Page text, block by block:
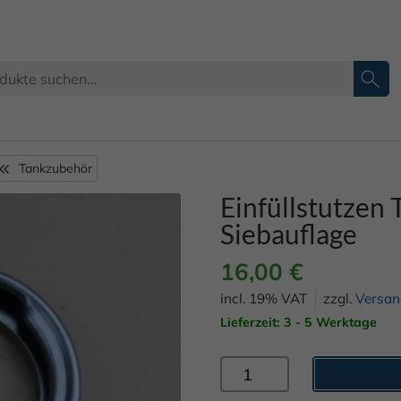
Tankzubehör
Einfüllstutzen
Siebauflage
16,00 €
incl. 19% VAT zzgl.
Lieferzeit: 3 - 5 Werktage
Einfüllstutzen
Tankstutzen